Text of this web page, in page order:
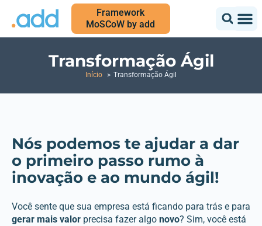
Framework
MoSCoW by add
Transformação Ágil
Início Transformação Ágil
Nós podemos te ajudar a dar
o primeiro passo rumo à
inovação e ao mundo ágil!
Você sente que sua empresa está ficando para trás e para
gerar mais valor precisa fazer algo novo? Sim, você está